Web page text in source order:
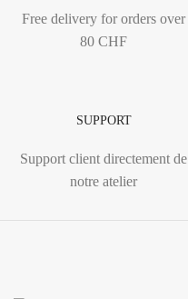
Free delivery for orders over
80 CHF
SUPPORT
Support client directement de
notre atelier